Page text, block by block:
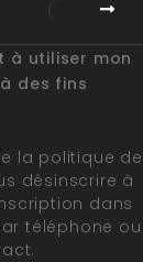
à utiliser mon
des fins
la politique de
désinscrire à
dans
téléphone ou